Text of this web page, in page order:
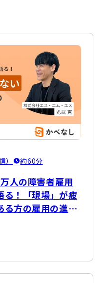
約60分
人の障害者雇用
る！「現場」が疲
る方の雇用の進め